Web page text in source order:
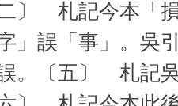
二〕 札記今本「
字」誤「事」。
。〔五〕 札記